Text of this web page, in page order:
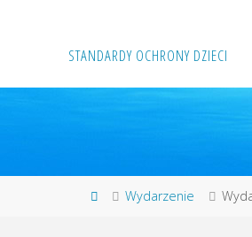
STANDARDY OCHRONY DZIECI
StronaWydarzenie